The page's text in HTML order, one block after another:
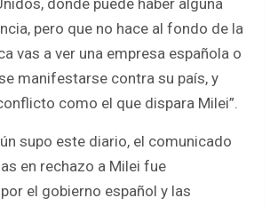
donde puede haber alguna
pero que no hace al fondo de la
vas a ver una empresa española o
manifestarse contra su país, y
como el que dispara Milei”.
supo este diario, el comunicado
en rechazo a Milei fue
el gobierno español y las